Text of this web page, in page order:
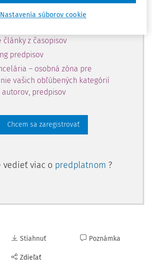
registrácii získate prístup aj k
vybranému obsahu:
články z časopisov
predpisov
– osobná zóna pre
vašich obľúbených kategórií
predpisov
Chcem sa zaregistrovať
vedieť viac o predplatnom ?
Stiahnuť
Zdieľať
Poznámka
Nastavenia súborov cookie